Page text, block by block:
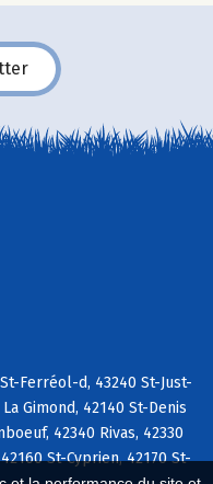
Ferréol-d, 43240 St-Just-
Gimond, 42140 St-Denis
42340 Rivas, 42330
St-Cyprien, 42170 St-